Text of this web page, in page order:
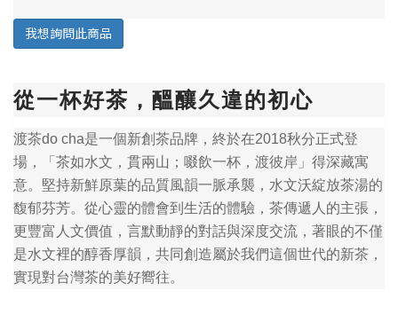
我想詢問此商品
從一杯好茶，醞釀久違的初心
渡茶do cha是一個新創茶品牌，終於在2018秋分正式登
場，「茶如水文，貫兩山；啜飲一杯，渡彼岸」得深藏寓
意。堅持新鮮原葉的品質風韻一脈承襲，水文沃綻放茶湯的
馥郁芬芳。從心靈的體會到生活的體驗，茶傳遞人的主張，
更豐富人文價值，言默動靜的對話與深度交流，著眼的不僅
是水文裡的醇香厚韻，共同創造屬於我們這個世代的新茶，
實現對台灣茶的美好嚮往。